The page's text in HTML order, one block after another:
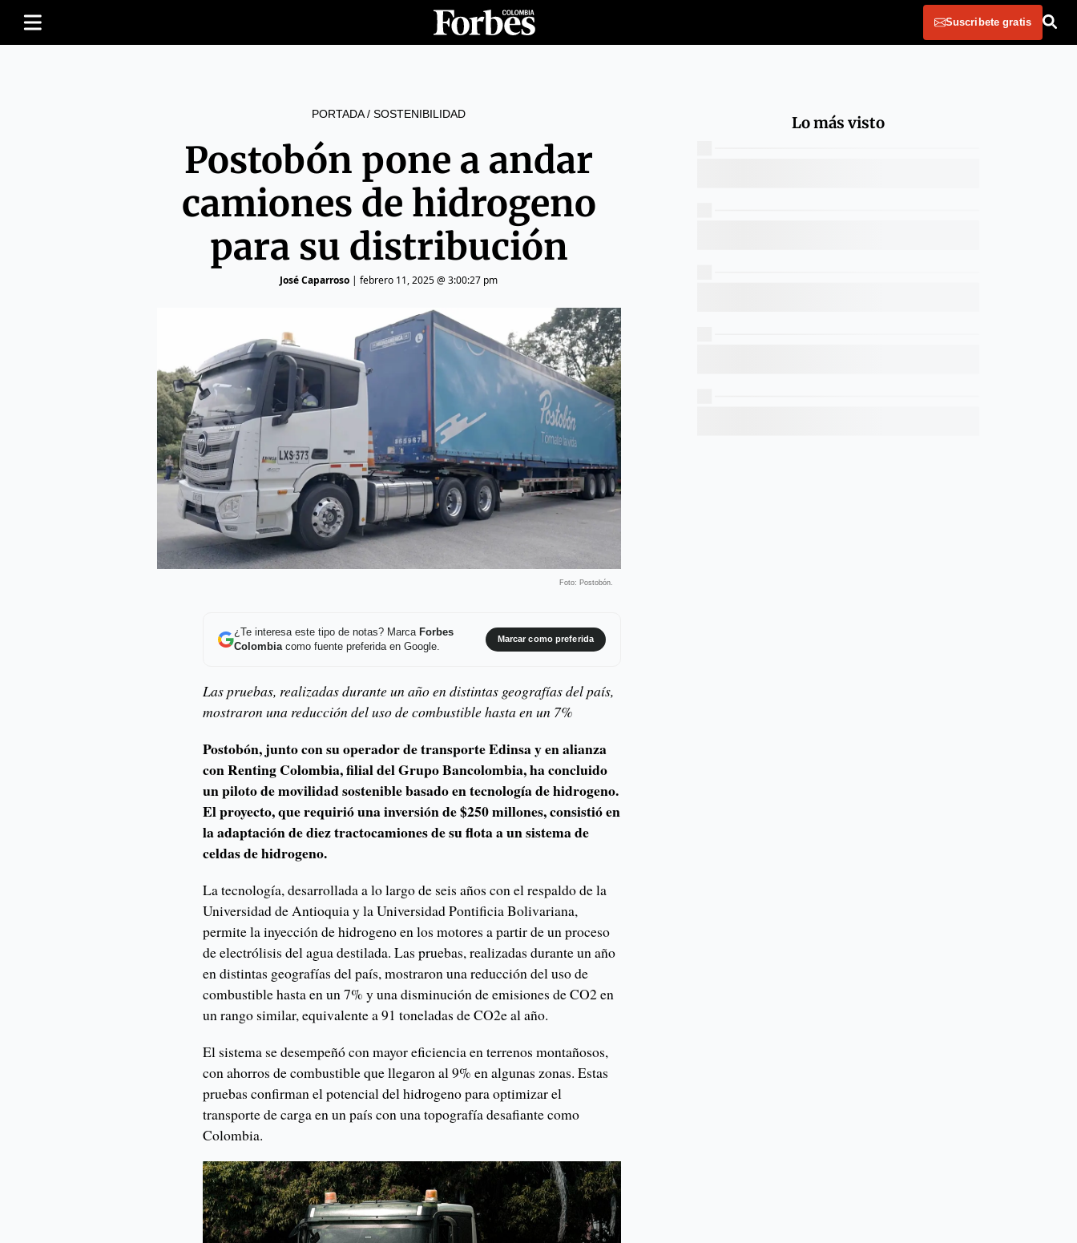
Suscribete gratis
PORTADA/ SOSTENIBILIDAD
Postobón pone a andar
camiones de hidrogeno
para su distribución
José Caparroso | febrero 11, 2025 @ 3:00:27 pm
Foto: Postobón.
¿Te interesa este tipo de notas? Marca Forbes
Colombiacomo fuente preferida en Google.
Marcar como preferida
Las pruebas, realizadas durante un año en distintas geografías del país,
mostraron una reducción del uso de combustible hasta en un 7%
Postobón, junto con su operador de transporte Edinsa y en alianza
con Renting Colombia, filial del Grupo Bancolombia, ha concluido
un piloto de movilidad sostenible basado en tecnología de hidrogeno.
El proyecto, que requirió una inversión de $250 millones, consistió en
la adaptación de diez tractocamiones de su flota a un sistema de
celdas de hidrogeno.
La tecnología, desarrollada a lo largo de seis años con el respaldo de la
Universidad de Antioquia y la Universidad Pontificia Bolivariana,
permite la inyección de hidrogeno en los motores a partir de un proceso
de electrólisis del agua destilada. Las pruebas, realizadas durante un año
en distintas geografías del país, mostraron una reducción del uso de
combustible hasta en un 7% y una disminución de emisiones de CO2 en
un rango similar, equivalente a 91 toneladas de CO2e al año.
El sistema se desempeñó con mayor eficiencia en terrenos montañosos,
con ahorros de combustible que llegaron al 9% en algunas zonas. Estas
pruebas confirman el potencial del hidrogeno para optimizar el
transporte de carga en un país con una topografía desafiante como
Colombia.
Lo más visto